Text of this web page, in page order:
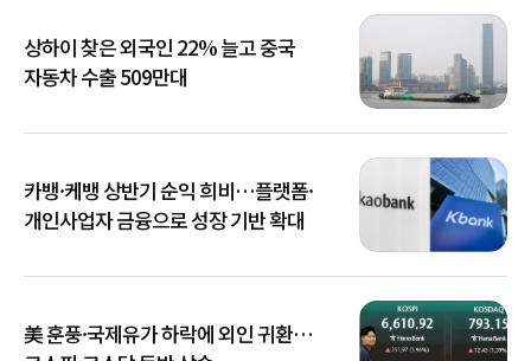
상하이 찾은 외국인 22% 늘고 중국
자동차 수출 509만대
카뱅·케뱅 상반기 순익 희비…플랫폼·
개인사업자 금융으로 성장 기반 확대
美 훈풍·국제유가 하락에 외인 귀환…